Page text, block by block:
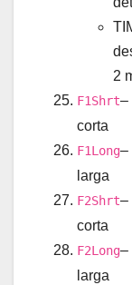
2
F1Shrt–
corta
F1Long–
larga
F2Shrt–
corta
F2Long–
larga